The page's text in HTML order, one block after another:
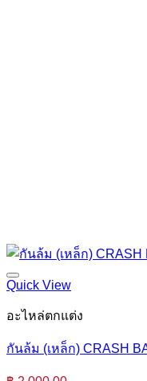
Quick View
อะไหล่ตกแต่ง
กันล้ม (เหล็ก) CRASH